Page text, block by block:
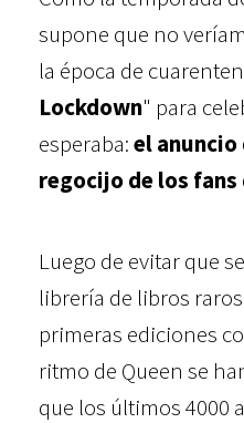
supone que no
la época de
Lockdown" para
esperaba:el
regocijo de los
Luego de evitar que
librería de libros
primeras ediciones
ritmo de Queen se
que los últimos 4000